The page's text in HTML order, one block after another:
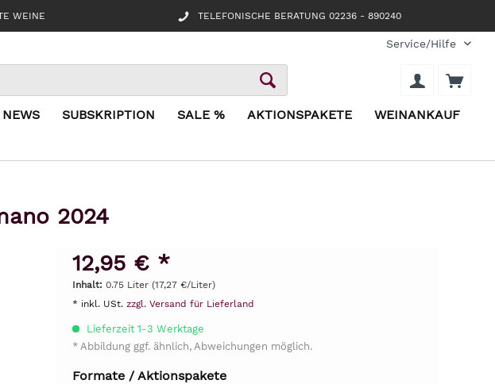
WEINE TELEFONISCHE BERATUNG 02236 - 890240
Service/Hilfe
NEWS SUBSKRIPTION SALE % AKTIONSPAKETE WEINANKAUF
2024
12,95 € *
Inhalt: 0.75 Liter (17,27 €/Liter)
* inkl. USt. zzgl. Versand für Lieferland
Lieferzeit 1-3 Werktage
* Abbildung ggf. ähnlich, Abweichungen möglich.
Formate / Aktionspakete